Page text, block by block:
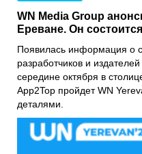
WN Media Group
Ереване. Он
Появилась информация о
разработчиков и
середине октября в
App2Top пройдет WN
деталями.